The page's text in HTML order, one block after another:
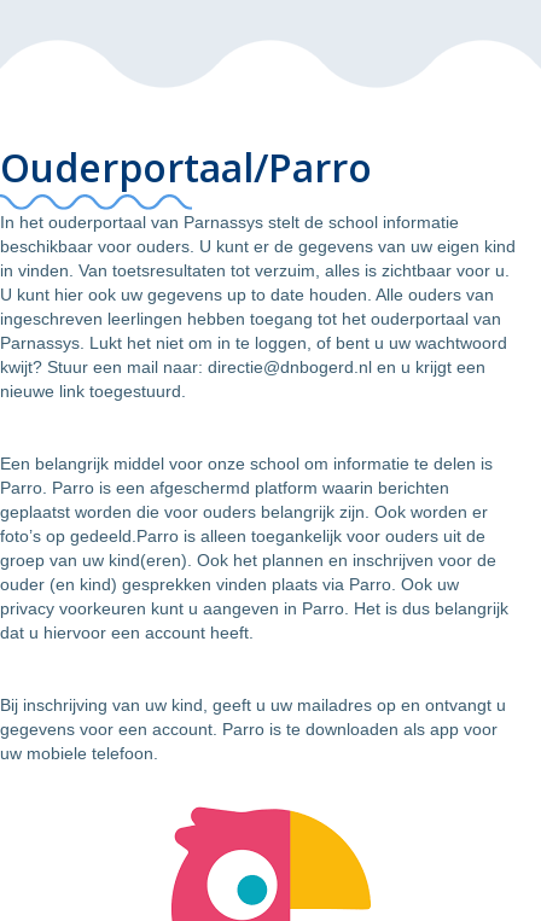
Ouderportaal/Parro
In het ouderportaal van Parnassys stelt de school informatie
beschikbaar voor ouders. U kunt er de gegevens van uw eigen kind
in vinden. Van toetsresultaten tot verzuim, alles is zichtbaar voor u.
U kunt hier ook uw gegevens up to date houden. Alle ouders van
ingeschreven leerlingen hebben toegang tot het ouderportaal van
Parnassys. Lukt het niet om in te loggen, of bent u uw wachtwoord
kwijt? Stuur een mail naar: directie@dnbogerd.nl en u krijgt een
nieuwe link toegestuurd.
Een belangrijk middel voor onze school om informatie te delen is
Parro. Parro is een afgeschermd platform waarin berichten
geplaatst worden die voor ouders belangrijk zijn. Ook worden er
foto’s op gedeeld.Parro is alleen toegankelijk voor ouders uit de
groep van uw kind(eren). Ook het plannen en inschrijven voor de
ouder (en kind) gesprekken vinden plaats via Parro. Ook uw
privacy voorkeuren kunt u aangeven in Parro. Het is dus belangrijk
dat u hiervoor een account heeft.
Bij inschrijving van uw kind, geeft u uw mailadres op en ontvangt u
gegevens voor een account. Parro is te downloaden als app voor
uw mobiele telefoon.